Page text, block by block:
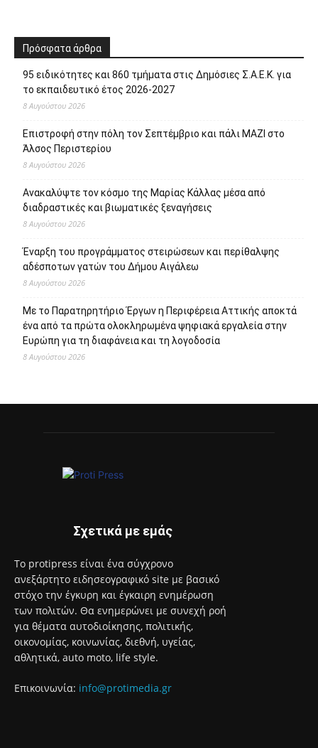
Πρόσφατα άρθρα
95 ειδικότητες και 860 τμήματα στις Δημόσιες Σ.Α.Ε.Κ. για
το εκπαιδευτικό έτος 2026-2027
8 Αυγούστου 2026
Επιστροφή στην πόλη τον Σεπτέμβριο και πάλι ΜΑΖΙ στο
Άλσος Περιστερίου
8 Αυγούστου 2026
Ανακαλύψτε τον κόσμο της Μαρίας Κάλλας μέσα από
διαδραστικές και βιωματικές ξεναγήσεις
8 Αυγούστου 2026
Έναρξη του προγράμματος στειρώσεων και περίθαλψης
αδέσποτων γατών του Δήμου Αιγάλεω
8 Αυγούστου 2026
Με το Παρατηρητήριο Έργων η Περιφέρεια Αττικής αποκτά
ένα από τα πρώτα ολοκληρωμένα ψηφιακά εργαλεία στην
Ευρώπη για τη διαφάνεια και τη λογοδοσία
8 Αυγούστου 2026
Σχετικά με εμάς
Το protipress είναι ένα σύγχρονο
ανεξάρτητο ειδησεογραφικό site με βασικό
στόχο την έγκυρη και έγκαιρη ενημέρωση
των πολιτών. Θα ενημερώνει με συνεχή ροή
για θέματα αυτοδιοίκησης, πολιτικής,
οικονομίας, κοινωνίας, διεθνή, υγείας,
αθλητικά, auto moto, life style.
Επικοινωνία: info@protimedia.gr